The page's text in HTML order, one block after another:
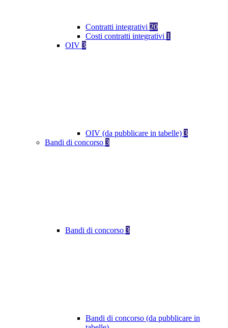
Contratti integrativi 20
Costi contratti integrativi 1
OIV 3
OIV (da pubblicare in tabelle) 3
Bandi di concorso 3
Bandi di concorso 3
Bandi di concorso (da pubblicare in